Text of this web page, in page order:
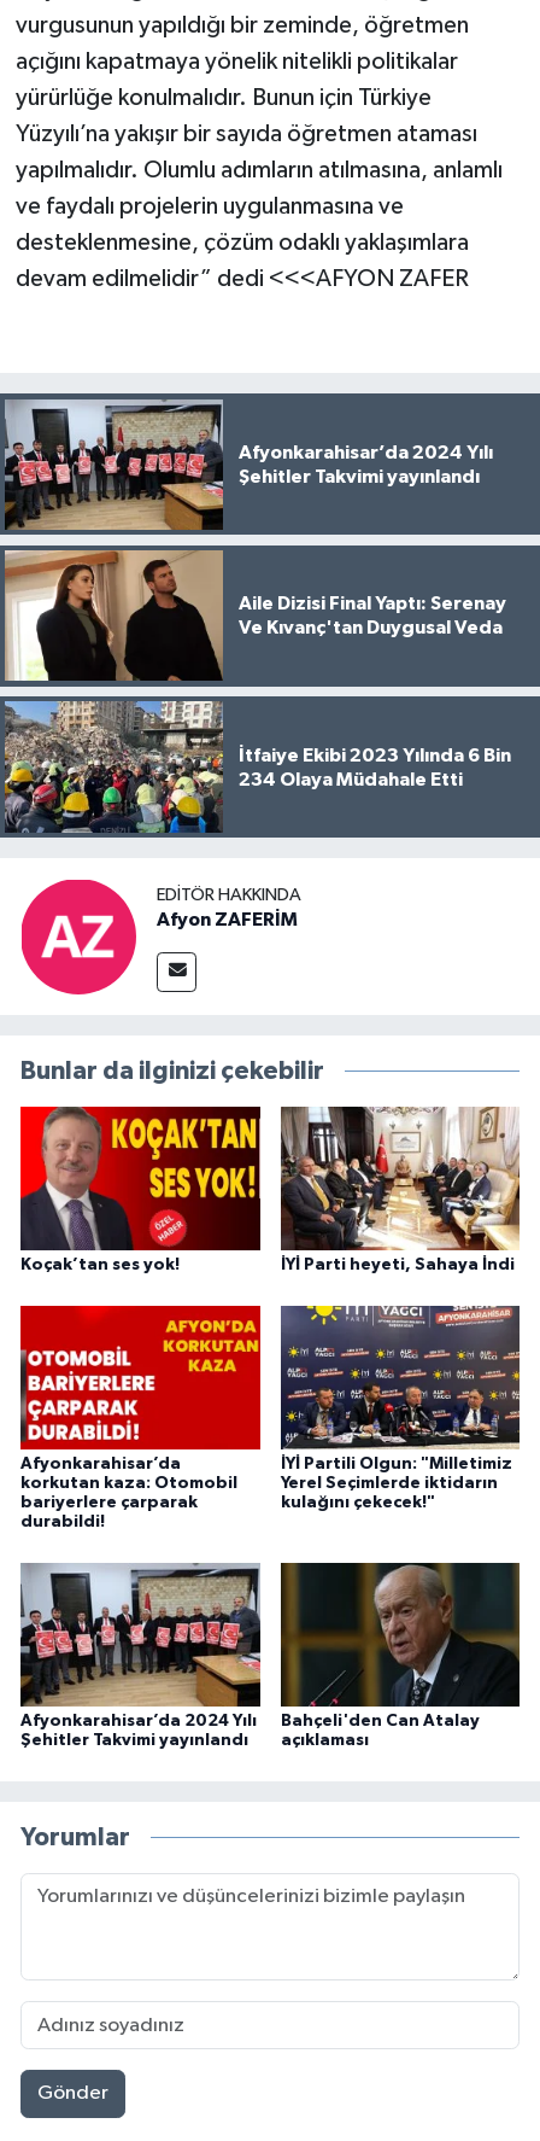
vurgusunun yapıldığı bir zeminde, öğretmen
açığını kapatmaya yönelik nitelikli politikalar
yürürlüğe konulmalıdır. Bunun için Türkiye
Yüzyılı’na yakışır bir sayıda öğretmen ataması
yapılmalıdır. Olumlu adımların atılmasına, anlamlı
ve faydalı projelerin uygulanmasına ve
desteklenmesine, çözüm odaklı yaklaşımlara
devam edilmelidir” dedi <<<AFYON ZAFER
Afyonkarahisar’da 2024 Yılı
Şehitler Takvimi yayınlandı
Aile Dizisi Final Yaptı: Serenay
Ve Kıvanç'tan Duygusal Veda
İtfaiye Ekibi 2023 Yılında 6 Bin
234 Olaya Müdahale Etti
EDITÖR HAKKINDA
Afyon ZAFERİM
Bunlar da ilginizi çekebilir
Koçak’tan ses yok! İYİ Parti heyeti, Sahaya İndi
Afyonkarahisar’da
korkutan kaza: Otomobil
bariyerlere çarparak
durabildi!
İYİ Partili Olgun: "Milletimiz
Yerel Seçimlerde iktidarın
kulağını çekecek!"
Afyonkarahisar’da 2024 Yılı
Şehitler Takvimi yayınlandı
Bahçeli'den Can Atalay
açıklaması
Yorumlar
Gönder